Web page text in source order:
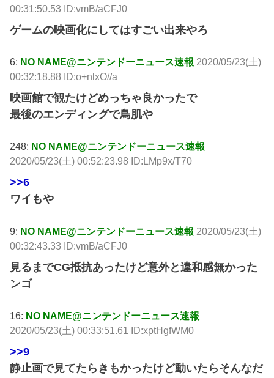
00:31:50.53 ID:vmB/aCFJ0
ゲームの映画化にしてはすごい出来やろ
6: NO NAME@ニンテンドーニュース速報 2020/05/23(土)
00:32:18.88 ID:o+nlxO//a
映画館で観たけどめっちゃ良かったで
最後のエンディングで鳥肌や
248: NO NAME@ニンテンドーニュース速報
2020/05/23(土) 00:52:23.98 ID:LMp9x/T70
>>6
ワイもや
9: NO NAME@ニンテンドーニュース速報 2020/05/23(土)
00:32:43.33 ID:vmB/aCFJ0
見るまでCG抵抗あったけど意外と違和感無かった
ンゴ
16: NO NAME@ニンテンドーニュース速報
2020/05/23(土) 00:33:51.61 ID:xptHgfWM0
>>9
静止画で見てたらきもかったけど動いたらそんなだ